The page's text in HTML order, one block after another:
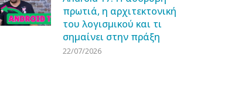
πρωτιά, η αρχιτεκτονική
του λογισμικού και τι
σημαίνει στην πράξη
22/07/2026